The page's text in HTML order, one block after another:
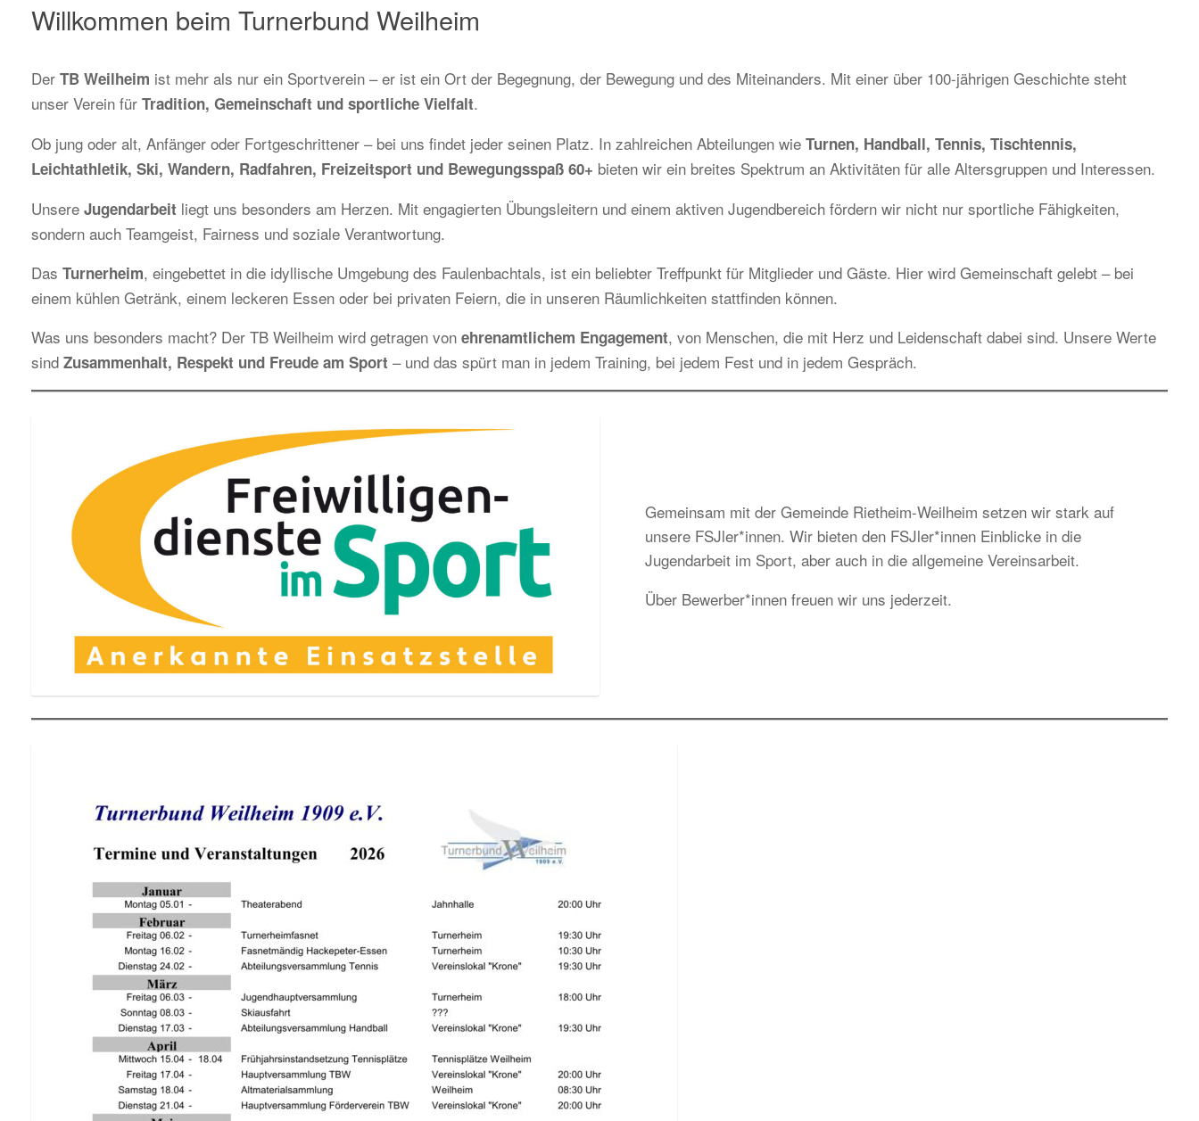
Willkommen beim Turnerbund Weilheim
Der TB Weilheim ist mehr als nur ein Sportverein – er ist ein Ort der Begegnung, der Bewegung und des Miteinanders. Mit einer über 100-jährigen Geschichte steht
unser Verein für Tradition, Gemeinschaft und sportliche Vielfalt.
Ob jung oder alt, Anfänger oder Fortgeschrittener – bei uns findet jeder seinen Platz. In zahlreichen Abteilungen wie Turnen, Handball, Tennis, Tischtennis,
Leichtathletik, Ski, Wandern, Radfahren, Freizeitsport und Bewegungsspaß 60+ bieten wir ein breites Spektrum an Aktivitäten für alle Altersgruppen und Interessen.
Unsere Jugendarbeit liegt uns besonders am Herzen. Mit engagierten Übungsleitern und einem aktiven Jugendbereich fördern wir nicht nur sportliche Fähigkeiten,
sondern auch Teamgeist, Fairness und soziale Verantwortung.
Das Turnerheim, eingebettet in die idyllische Umgebung des Faulenbachtals, ist ein beliebter Treffpunkt für Mitglieder und Gäste. Hier wird Gemeinschaft gelebt – bei
einem kühlen Getränk, einem leckeren Essen oder bei privaten Feiern, die in unseren Räumlichkeiten stattfinden können.
Was uns besonders macht? Der TB Weilheim wird getragen von ehrenamtlichem Engagement, von Menschen, die mit Herz und Leidenschaft dabei sind. Unsere Werte
sind Zusammenhalt, Respekt und Freude am Sport – und das spürt man in jedem Training, bei jedem Fest und in jedem Gespräch.
Gemeinsam mit der Gemeinde Rietheim-Weilheim setzen wir stark auf
unsere FSJler*innen. Wir bieten den FSJler*innen Einblicke in die
Jugendarbeit im Sport, aber auch in die allgemeine Vereinsarbeit.
Über Bewerber*innen freuen wir uns jederzeit.